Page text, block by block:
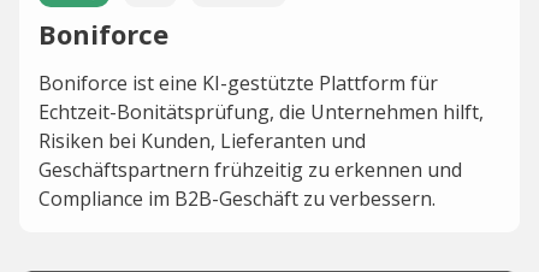
Boniforce
Boniforce ist eine KI-gestützte Plattform für
Echtzeit-Bonitätsprüfung, die Unternehmen hilft,
Risiken bei Kunden, Lieferanten und
Geschäftspartnern frühzeitig zu erkennen und
Compliance im B2B-Geschäft zu verbessern.